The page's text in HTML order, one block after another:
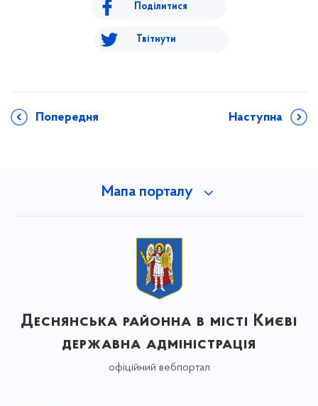
Поділитися
Твітнути
Попередня Наступна
Мапа порталу
Деснянська районна в місті Києві
державна адміністрація
офіційний вебпортал